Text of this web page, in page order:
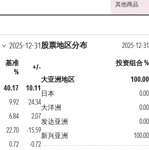
其他商品
2025-12-31
基准
%
+/-
40.17
10.11
9.92
24.34
6.84
2.07
22.70
-15.59
0.72 -0.72
股票地区分布
2025-12-31
投资组合 %
大亚洲地区
100.00
日本
0.00
大洋洲
0.00
发达亚洲
0.00
新兴亚洲
100.00